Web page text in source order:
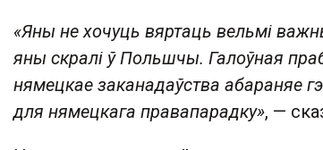
«Яны не хочуць вяртаць вельмі
яны скралі ў Польшчы. Галоўная
нямецкае заканадаўства абараняе
для нямецкага правапарадку», —